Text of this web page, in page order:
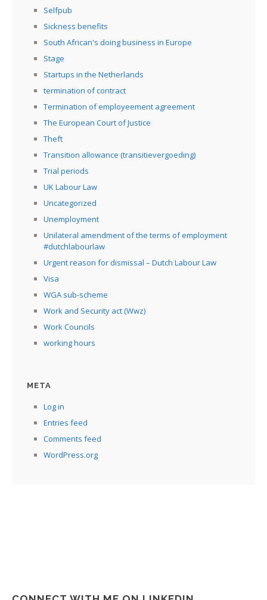
Selfpub
Sickness benefits
South African's doing business in Europe
Stage
Startups in the Netherlands
termination of contract
Termination of employeement agreement
The European Court of Justice
Theft
Transition allowance (transitievergoeding)
Trial periods
UK Labour Law
Uncategorized
Unemployment
Unilateral amendment of the terms of employment
#dutchlabourlaw
Urgent reason for dismissal – Dutch Labour Law
Visa
WGA sub-scheme
Work and Security act (Wwz)
Work Councils
working hours
META
Log in
Entries feed
Comments feed
WordPress.org